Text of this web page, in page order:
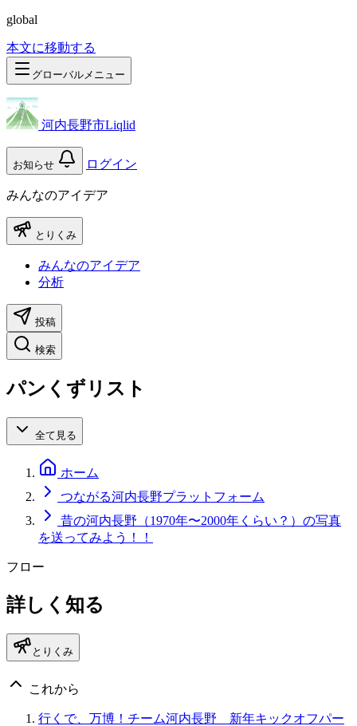
global
本文に移動する
グローバルメニュー
河内長野市Liqlid
お知らせ ログイン
みんなのアイデア
とりくみ
みんなのアイデア
分析
投稿
検索
パンくずリスト
全て見る
ホーム
つながる河内長野プラットフォーム
昔の河内長野（1970年〜2000年くらい？）の写真
を送ってみよう！！
フロー
詳しく知る
とりくみ
これから
行くで、万博！チーム河内長野 新年キックオフパー